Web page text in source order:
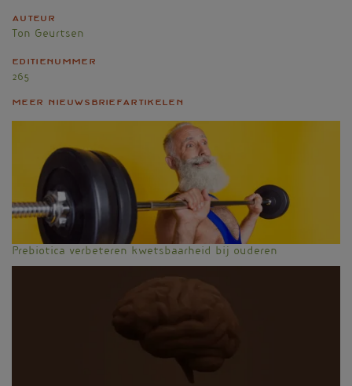
Auteur
Ton Geurtsen
Editienummer
265
Meer nieuwsbriefartikelen
Prebiotica verbeteren kwetsbaarheid bij ouderen